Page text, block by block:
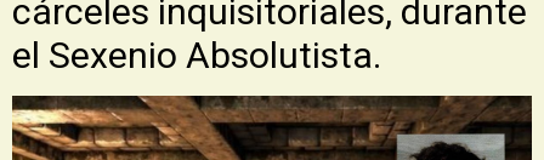
cárceles inquisitoriales, durante
el Sexenio Absolutista.